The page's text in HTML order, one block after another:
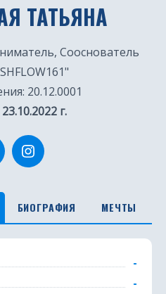
ТАТЬЯНА
Сооснователь
20.12.0001
23.10.2022 г.
БИОГРАФИЯ МЕЧТЫ
-
-